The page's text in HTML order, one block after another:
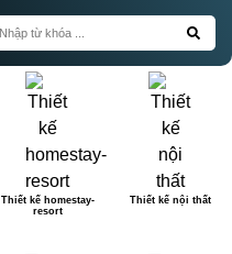
Thiết kế homestay-
resort
Thiết kế nội thất